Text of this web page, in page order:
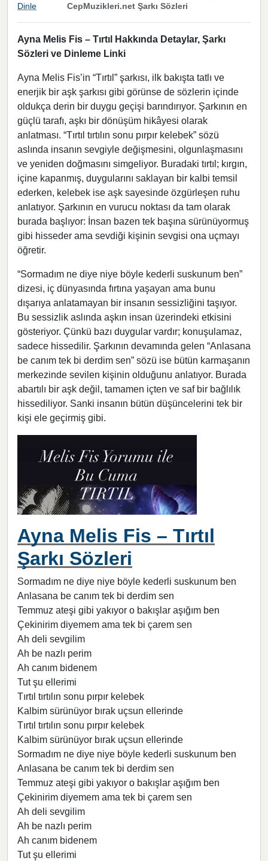
Dinle
CepMuzikleri.net Şarkı Sözleri
Ayna Melis Fis – Tırtıl Hakkında Detaylar, Şarkı
Sözleri ve Dinleme Linki
Ayna Melis Fis’in “Tırtıl” şarkısı, ilk bakışta tatlı ve
enerjik bir aşk şarkısı gibi görünse de sözlerin içinde
oldukça derin bir duygu geçişi barındırıyor. Şarkının en
güçlü tarafı, aşkı bir dönüşüm hikâyesi olarak
anlatması. “Tırtıl tırtılın sonu pırpır kelebek” sözü
aslında insanın sevgiyle değişmesini, olgunlaşmasını
ve yeniden doğmasını simgeliyor. Buradaki tırtıl; kırgın,
içine kapanmış, duygularını saklayan bir kalbi temsil
ederken, kelebek ise aşk sayesinde özgürleşen ruhu
anlatıyor. Şarkının en vurucu noktası da tam olarak
burada başlıyor: İnsan bazen tek başına sürünüyormuş
gibi hisseder ama sevdiği kişinin sevgisi ona uçmayı
öğretir.
“Sormadım ne diye niye böyle kederli suskunum ben”
dizesi, iç dünyasında fırtına yaşayan ama bunu
dışarıya anlatamayan bir insanın sessizliğini taşıyor.
Bu sessizlik aslında aşkın insan üzerindeki etkisini
gösteriyor. Çünkü bazı duygular vardır; konuşulamaz,
sadece hissedilir. Şarkının devamında gelen “Anlasana
be canım tek bi derdim sen” sözü ise bütün karmaşanın
merkezinde sevilen kişinin olduğunu anlatıyor. Burada
abartılı bir aşk değil, tamamen içten ve saf bir bağlılık
hissediliyor. Sanki insanın bütün düşüncelerini tek bir
kişi ele geçirmiş gibi.
Ayna Melis Fis – Tırtıl
Şarkı Sözleri
Sormadım ne diye niye böyle kederli suskunum ben
Anlasana be canım tek bi derdim sen
Temmuz ateşi gibi yakıyor o bakışlar aşığım ben
Çekinirim diyemem ama tek bi çarem sen
Ah deli sevgilim
Ah be nazlı perim
Ah canım bidenem
Tut şu ellerimi
Tırtıl tırtılın sonu pırpır kelebek
Kalbim sürünüyor bırak uçsun ellerinde
Tırtıl tırtılın sonu pırpır kelebek
Kalbim sürünüyor bırak uçsun ellerinde
Sormadım ne diye niye böyle kederli suskunum ben
Anlasana be canım tek bi derdim sen
Temmuz ateşi gibi yakıyor o bakışlar aşığım ben
Çekinirim diyemem ama tek bi çarem sen
Ah deli sevgilim
Ah be nazlı perim
Ah canım bidenem
Tut şu ellerimi